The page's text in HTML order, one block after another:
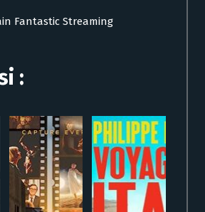
Fantastic Streaming
: